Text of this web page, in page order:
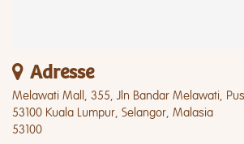
Adresse
Melawati Mall, 355, Jln Bandar Melawati,
53100 Kuala Lumpur, Selangor, Malasia
53100